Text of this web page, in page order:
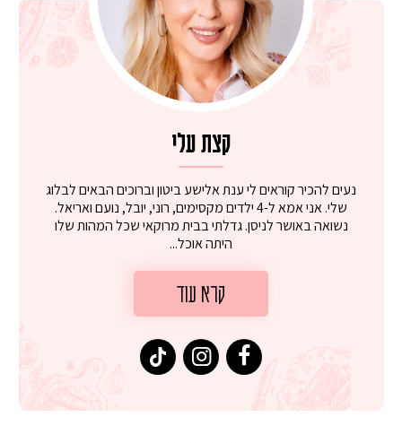
קצת עלי
נעים להכיר קוראים לי ענת אלישע ביטון וברוכים הבאים לבלוג
שלי. אני אמא ל-4 ילדים מקסימים, רוני, יובל, נועם ואריאל.
נשואה באושר לניסן. גדלתי בבית מרוקאי שכל המהות שלו
היתה אוכל...
קרא עוד